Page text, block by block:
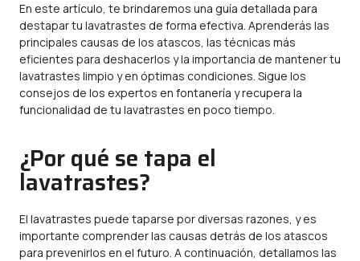
En este artículo, te brindaremos una guía detallada para
destapar tu lavatrastes de forma efectiva. Aprenderás las
principales causas de los atascos, las técnicas más
eficientes para deshacerlos y la importancia de mantener tu
lavatrastes limpio y en óptimas condiciones. Sigue los
consejos de los expertos en fontanería y recupera la
funcionalidad de tu lavatrastes en poco tiempo.
¿Por qué se tapa el
lavatrastes?
El lavatrastes puede taparse por diversas razones, y es
importante comprender las causas detrás de los atascos
para prevenirlos en el futuro. A continuación, detallamos las